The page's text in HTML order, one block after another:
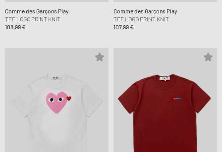
Comme des Garçons Play
TEE LOGO PRINT KNIT
108,99 €
Comme des Garçons Play
TEE LOGO PRINT KNIT
107,99 €